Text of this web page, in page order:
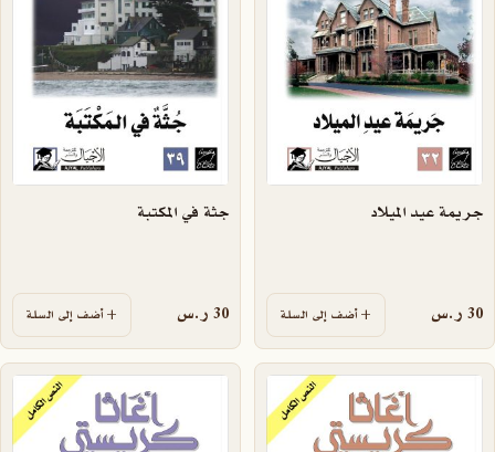
جريمة عيد الميلاد
30 ر.س أضف إلى السلة
جثة في المكتبة
30 ر.س أضف إلى السلة